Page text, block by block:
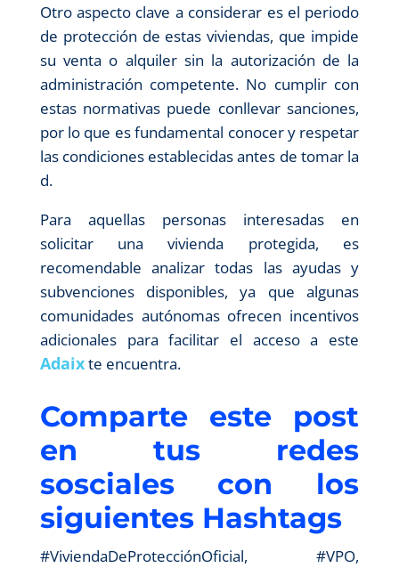
Otro aspecto clave a considerar es el periodo
de protección de estas viviendas, que impide
su venta o alquiler sin la autorización de la
administración competente. No cumplir con
estas normativas puede conllevar sanciones,
por lo que es fundamental conocer y respetar
las condiciones establecidas antes de tomar la
d.
Para aquellas personas interesadas en
solicitar una vivienda protegida, es
recomendable analizar todas las ayudas y
subvenciones disponibles, ya que algunas
comunidades autónomas ofrecen incentivos
adicionales para facilitar el acceso a este
Adaixte encuentra.
Comparte este post
en tus redes
sosciales con los
siguientes Hashtags
#ViviendaDeProtecciónOficial, #VPO,